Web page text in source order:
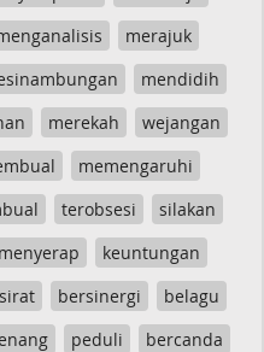
merajuk
mendidih
merekah
wejangan
memengaruhi
terobsesi
silakan
menyerap
keuntungan
bersinergi
belagu
peduli
bercanda